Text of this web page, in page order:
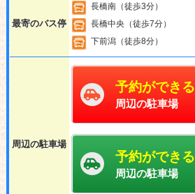
最寄のバス停
長橋南（徒歩3分）
長橋中央（徒歩7分）
下前潟（徒歩8分）
周辺の駐車場
予約ができる
周辺の駐車場
予約ができる
周辺の駐車場